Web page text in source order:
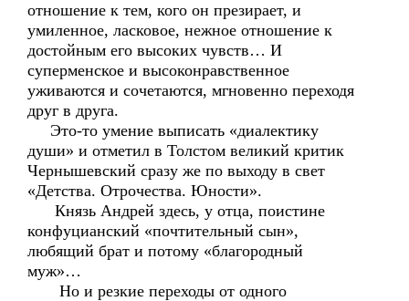
отношение к тем, кого он презирает, и
умиленное, ласковое, нежное отношение к
достойным его высоких чувств… И
суперменское и высоконравственное
уживаются и сочетаются, мгновенно переходя
друг в друга.
Это-то умение выписать «диалектику
души» и отметил в Толстом великий критик
Чернышевский сразу же по выходу в свет
«Детства. Отрочества. Юности».
Князь Андрей здесь, у отца, поистине
конфуцианский «почтительный сын»,
любящий брат и потому «благородный
муж»…
Но и резкие переходы от одного